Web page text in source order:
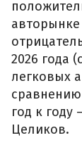
2026 года
легковых
год к году
Целиков.